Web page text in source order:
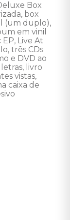
Box
box
(um duplo),
em vinil
Live At
três CDs
e DVD ao
livro
vistas,
caixa de